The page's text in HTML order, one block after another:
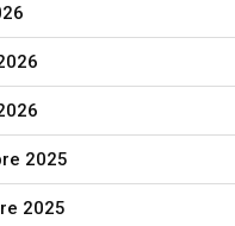
2025
2025